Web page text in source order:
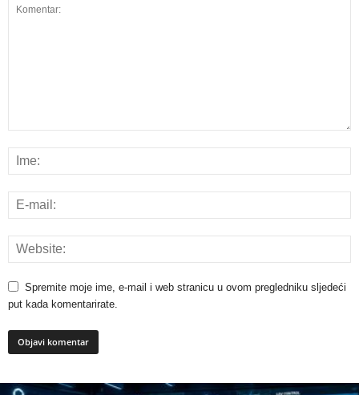
Spremite moje ime, e-mail i web stranicu u ovom pregledniku sljedeći
put kada komentarirate.